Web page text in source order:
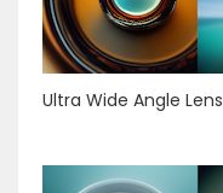
Ultra Wide Angle Lens